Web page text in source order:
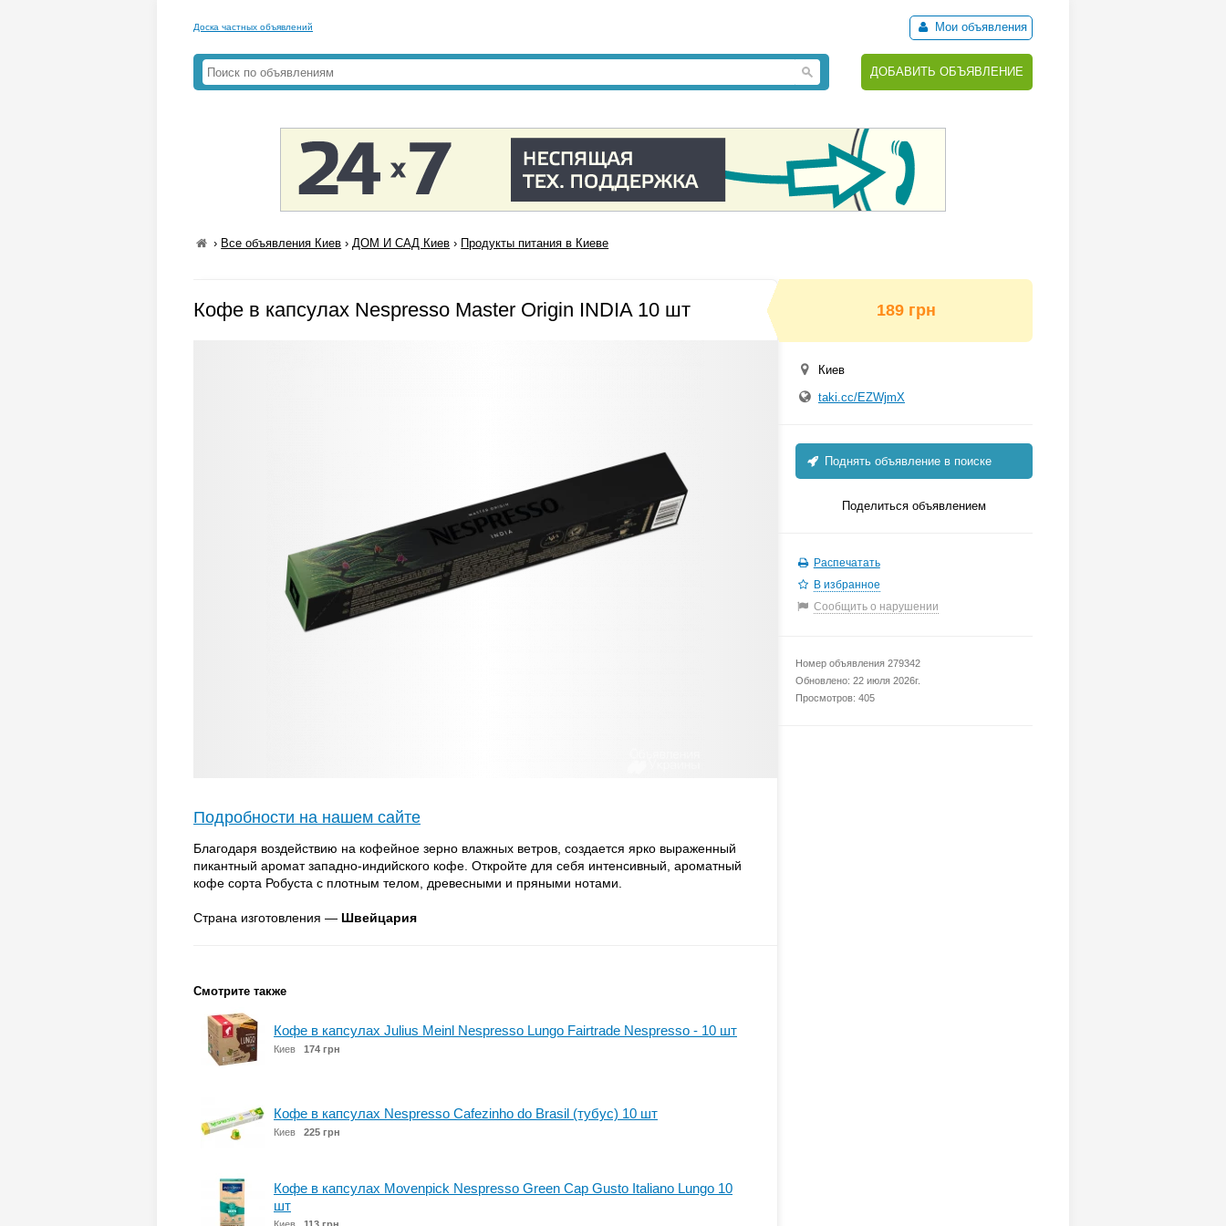
Доска частных объявлений Мои объявления
ДОБАВИТЬ ОБЪЯВЛЕНИЕ
› Все объявления Киев ›ДОМ И САД Киев › Продукты питания в Киеве
Кофе в капсулах Nespresso Master Origin INDIA 10 шт
Подробности на нашем сайте
Благодаря воздействию на кофейное зерно влажных ветров, создается ярко выраженный
пикантный аромат западно-индийского кофе. Откройте для себя интенсивный, ароматный
кофе сорта Робуста с плотным телом, древесными и пряными нотами.
Страна изготовления — Швейцария
Смотрите также
Кофе в капсулах Julius Meinl Nespresso Lungo Fairtrade Nespresso - 10 шт
Киев 174 грн
Кофе в капсулах Nespresso Cafezinho do Brasil (тубус) 10 шт
Киев 225 грн
Кофе в капсулах Movenpick Nespresso Green Cap Gusto Italiano Lungo 10
шт
189 грн
Киев
taki.cc/EZWjmX
Поднять объявление в поиске
Поделиться объявлением
Распечатать
В избранное
Сообщить о нарушении
Номер объявления 279342
Обновлено: 22 июля 2026г.
Просмотров: 405